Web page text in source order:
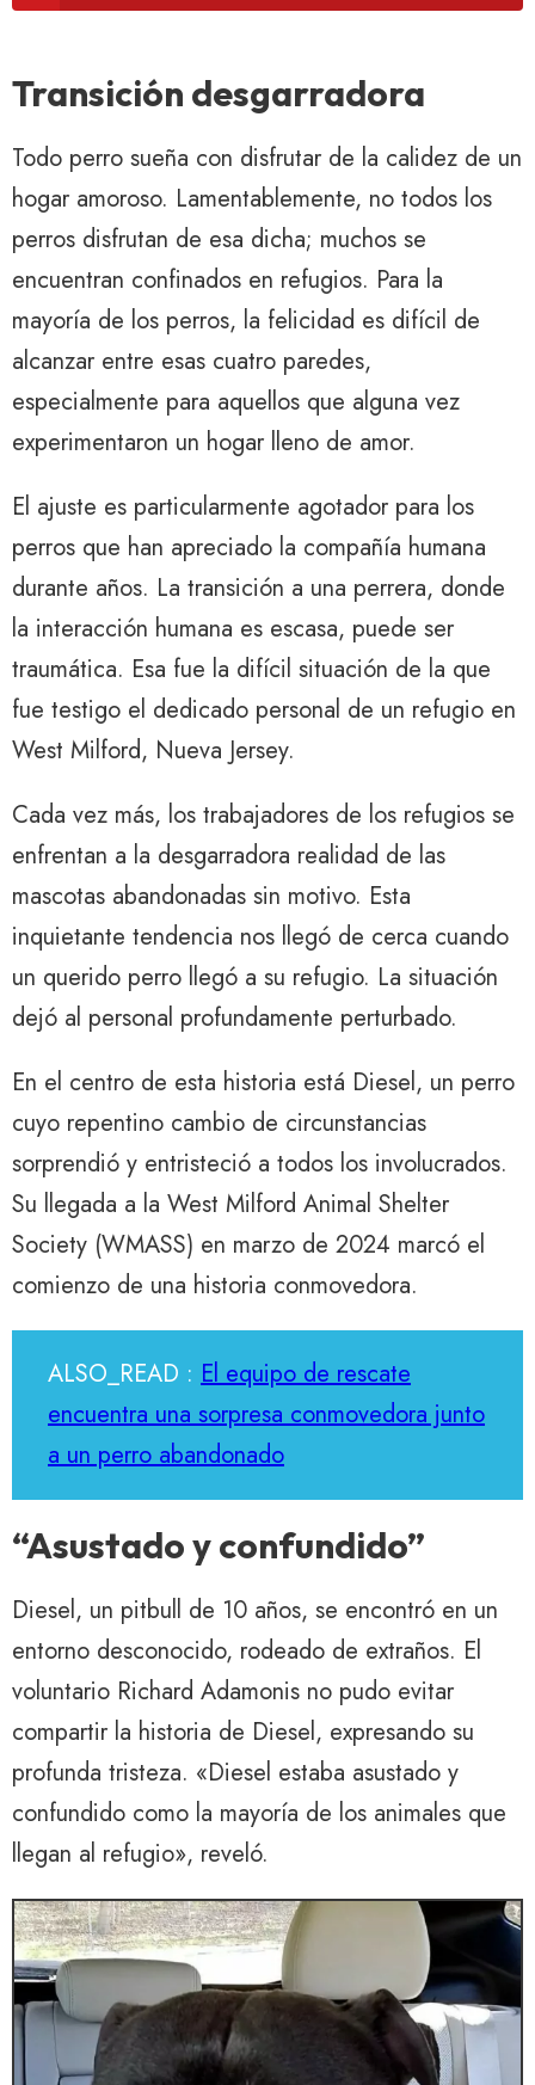
Transición desgarradora
Todo perro sueña con disfrutar de la calidez de un
hogar amoroso. Lamentablemente, no todos los
perros disfrutan de esa dicha; muchos se
encuentran confinados en refugios. Para la
mayoría de los perros, la felicidad es difícil de
alcanzar entre esas cuatro paredes,
especialmente para aquellos que alguna vez
experimentaron un hogar lleno de amor.
El ajuste es particularmente agotador para los
perros que han apreciado la compañía humana
durante años. La transición a una perrera, donde
la interacción humana es escasa, puede ser
traumática. Esa fue la difícil situación de la que
fue testigo el dedicado personal de un refugio en
West Milford, Nueva Jersey.
Cada vez más, los trabajadores de los refugios se
enfrentan a la desgarradora realidad de las
mascotas abandonadas sin motivo. Esta
inquietante tendencia nos llegó de cerca cuando
un querido perro llegó a su refugio. La situación
dejó al personal profundamente perturbado.
En el centro de esta historia está Diesel, un perro
cuyo repentino cambio de circunstancias
sorprendió y entristeció a todos los involucrados.
Su llegada a la West Milford Animal Shelter
Society (WMASS) en marzo de 2024 marcó el
comienzo de una historia conmovedora.
ALSO_READ : El equipo de rescate
encuentra una sorpresa conmovedora junto
a un perro abandonado
“Asustado y confundido”
Diesel, un pitbull de 10 años, se encontró en un
entorno desconocido, rodeado de extraños. El
voluntario Richard Adamonis no pudo evitar
compartir la historia de Diesel, expresando su
profunda tristeza. «Diesel estaba asustado y
confundido como la mayoría de los animales que
llegan al refugio», reveló.